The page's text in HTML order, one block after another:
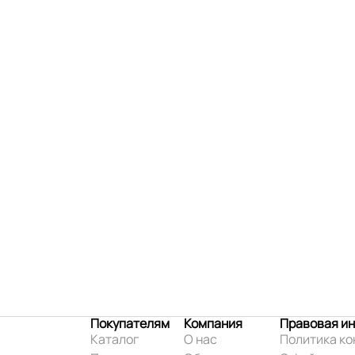
Покупателям
Каталог
Компания
О нас
Правовая
Политика